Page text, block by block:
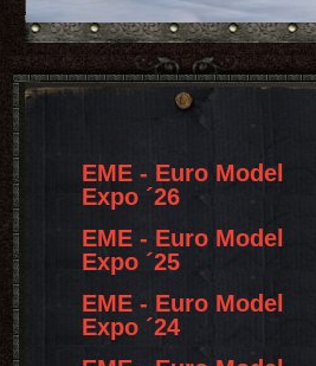
EME - Euro Model
Expo ´26
EME - Euro Model
Expo ´25
EME - Euro Model
Expo ´24